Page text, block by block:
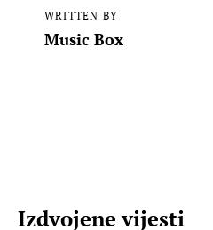
WRITTEN BY
Music Box
Izdvojene vijesti